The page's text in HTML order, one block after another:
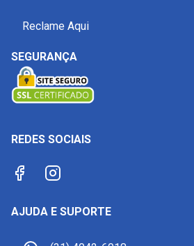
Reclame Aqui
SEGURANÇA
REDES SOCIAIS
AJUDA E SUPORTE